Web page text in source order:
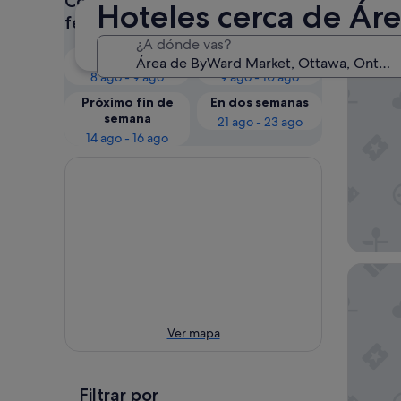
Hoteles cerca de
¿A dónde vas?
fechas
Esta noche
8 ago - 9 ago
Mañana
9 ago - 10 ago
Próximo fin de
semana
14 ago - 16 ago
En dos semanas
21 ago - 23 ago
Ver mapa
Filtrar por
Byward